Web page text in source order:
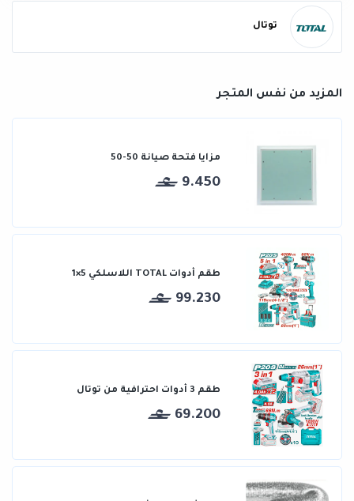
توتال
المزيد من نفس المتجر
مزايا فتحة صيانة 50-50
9.450
طقم أدوات TOTAL اللاسلكي 5×1
99.230
طقم 3 أدوات احترافية من توتال
69.200